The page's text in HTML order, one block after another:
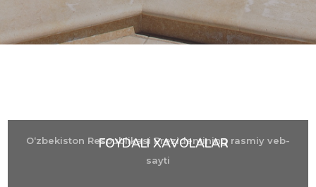
FOYDALI XAVOLALAR
O‘zbekiston Respublikasi Prezidentining rasmiy veb-
sayti